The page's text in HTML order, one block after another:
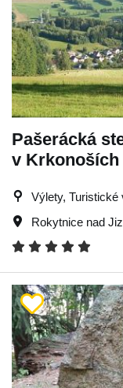
Pašerácká
v Krkonoších
Výlety, Turistické
Rokytnice nad